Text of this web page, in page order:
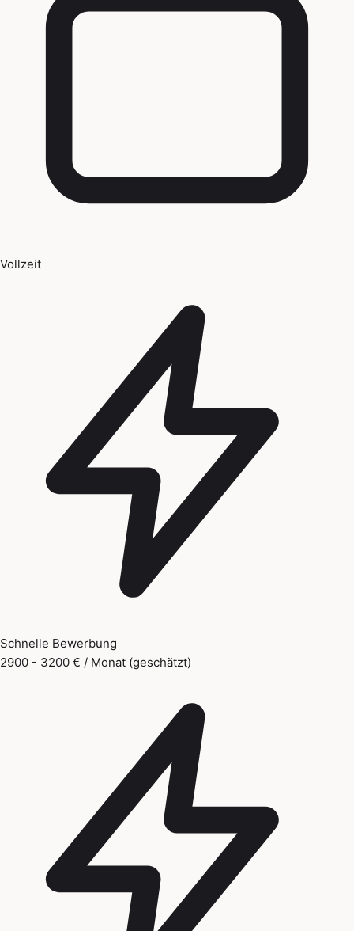
Vollzeit
Schnelle Bewerbung
2900 - 3200 € / Monat (geschätzt)